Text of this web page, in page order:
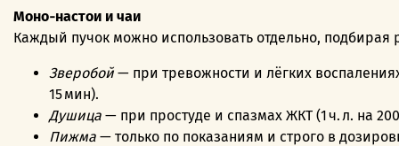
Моно‑настои и чаи
Каждый пучок можно использовать отдельно, подбирая
Зверобой — при тревожности и лёгких
15мин).
Душица — при простуде и спазмах ЖКТ (1ч. л. на 200
Пижма — только по показаниям и строго в